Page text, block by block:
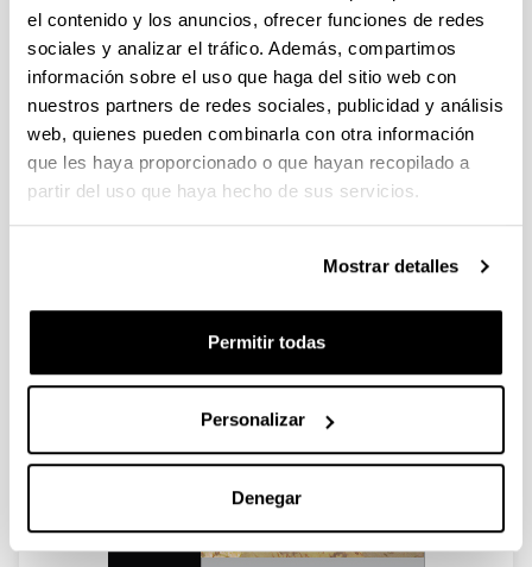
el contenido y los anuncios, ofrecer funciones de redes
sociales y analizar el tráfico. Además, compartimos
información sobre el uso que haga del sitio web con
nuestros partners de redes sociales, publicidad y análisis
web, quienes pueden combinarla con otra información
que les haya proporcionado o que hayan recopilado a
partir del uso que haya hecho de sus servicios.
Mostrar detalles
Permitir todas
Personalizar
Denegar
El fin de la Serie Educación y Psicología es
campos tanto a los investigadores como a la comunidad
tener interés en estos temas.(+ info)
Ver los títulos de esta serie
Euskal Literatura